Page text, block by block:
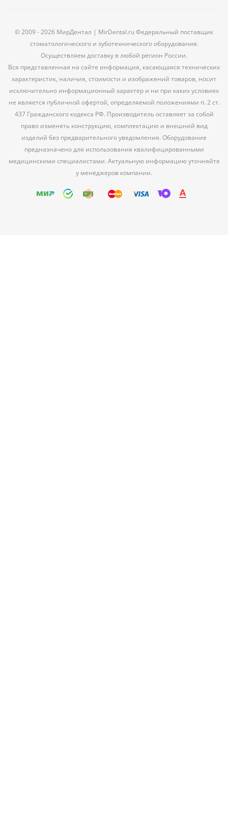
© 2009 - 2026 МирДентал | MirDental.ru Федеральный поставщик
стоматологического и зуботехнического оборудования.
Осуществляем доставку в любой регион России.
Вся представленная на сайте информация, касающаяся технических
характеристик, наличия, стоимости и изображений товаров, носит
исключительно информационный характер и ни при каких условиях
не является публичной офертой, определяемой положениями п. 2 ст.
437 Гражданского кодекса РФ. Производитель оставляет за собой
право изменять конструкцию, комплектацию и внешний вид
изделий без предварительного уведомления. Оборудование
предназначено для использования квалифицированными
медицинскими специалистами. Актуальную информацию уточняйте
у менеджеров компании.